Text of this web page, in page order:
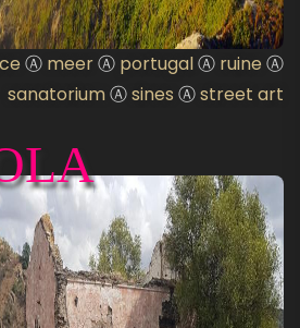
Ⓐ meerⒶ portugalⒶ ruine Ⓐ
sanatoriumⒶsines Ⓐstreet art